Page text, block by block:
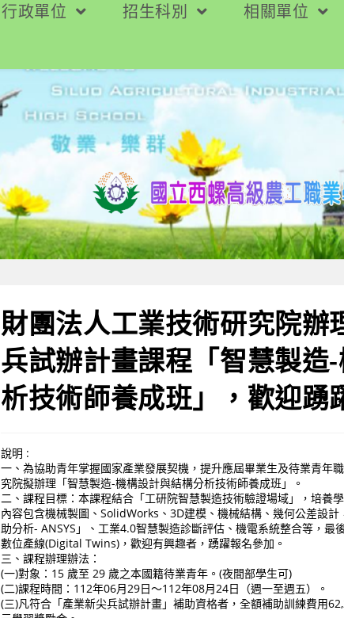
行政單位 招生科別 相關單位
財團法人工業技術研究院辦
兵試辦計畫課程「智慧製造
析技術師養成班」，歡迎踴
說明 :
一、為協助青年掌握國家產業發展契機，提升應屆畢業生及待業青年
究院擬辦理「智慧製造-機構設計與結構分析技術師養成班」。
二、課程目標：本課程結合「工研院智慧製造技術驗證場域」，培養
內容包含機械製圖、SolidWorks、3D建模、機械結構、幾何公差設
助分析- ANSYS」、工業4.0智慧製造診斷評估、機電系統整合等，最
數位產線(Digital Twins)，歡迎有興趣者，踴躍報名參加。
三、課程辦理辦法：
(一)對象：15 歲至 29 歲之本國籍待業青年。(夜間部學生可)
(二)課程時間：112年06月29日～112年08月24日（週一至週五）。
(三)凡符合「產業新尖兵試辦計畫」補助資格者，全額補助訓練費用